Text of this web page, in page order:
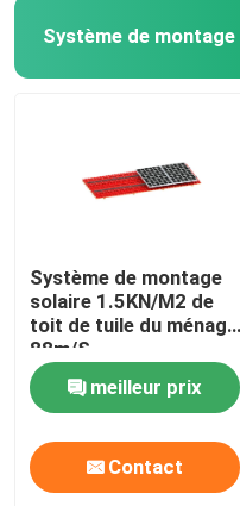
Système de montage
solaire 1.5KN/M2 de
toit de tuile du ménage
88m/S
meilleur prix
Contact